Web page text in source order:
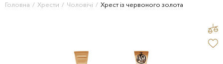
Головна / Хрести / Чоловічі / Хрест із червоного золота